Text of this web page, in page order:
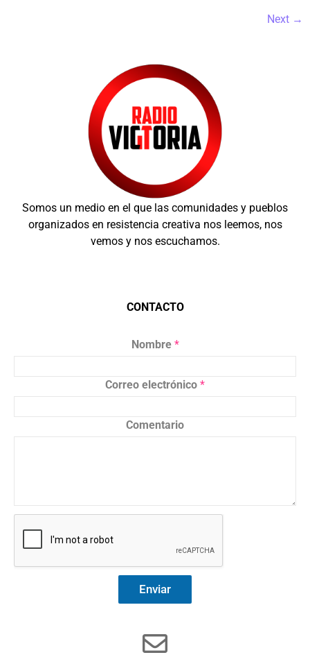
Next →
Somos un medio en el que las comunidades y pueblos
organizados en resistencia creativa nos leemos, nos
vemos y nos escuchamos.
CONTACTO
Nombre *
Correo electrónico *
Comentario
Enviar